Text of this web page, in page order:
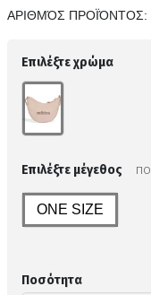
ΑΡΙΘΜΌΣ ΠΡΟΪΌΝΤΟΣ:
Επιλέξτε χρώμα
Επιλέξτε μέγεθος
ONE SIZE
Ποσότητα